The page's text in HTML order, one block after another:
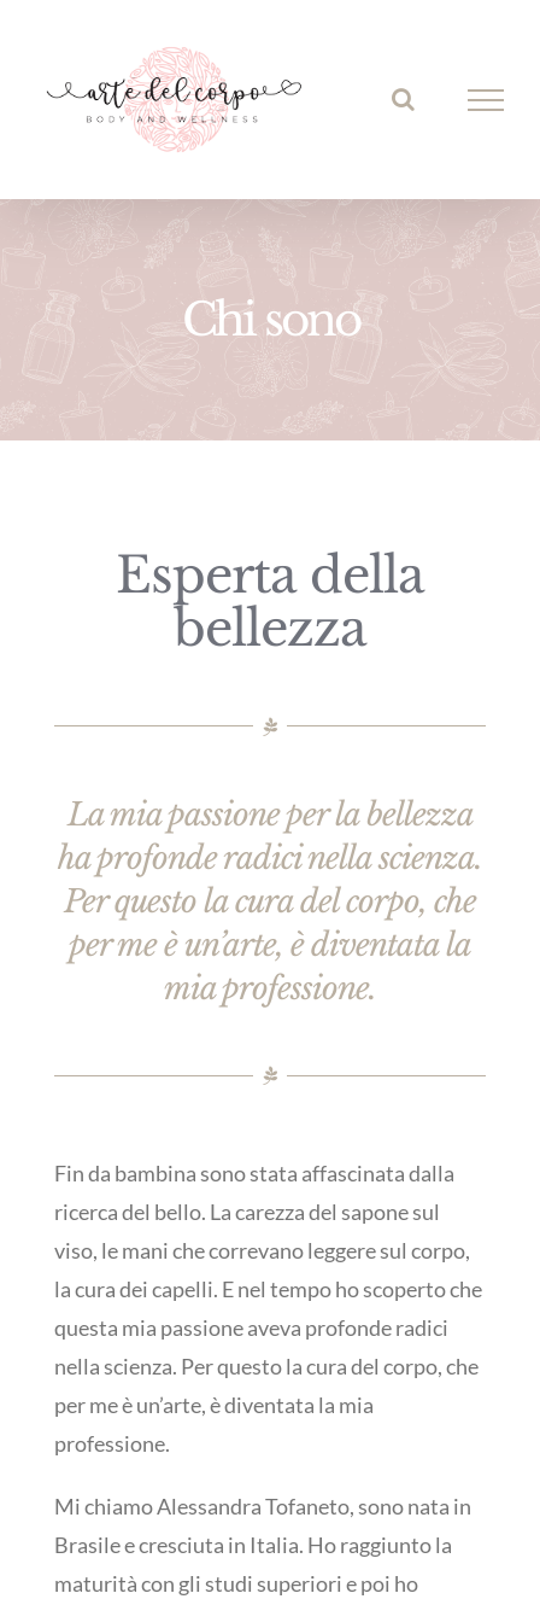
contenuto
Chi sono
Esperta della
bellezza
La mia passione per la bellezza
ha profonde radici nella scienza.
Per questo la cura del corpo, che
per me è un’arte, è diventata la
mia professione.
Fin da bambina sono stata affascinata dalla
ricerca del bello. La carezza del sapone sul
viso, le mani che correvano leggere sul corpo,
la cura dei capelli. E nel tempo ho scoperto che
questa mia passione aveva profonde radici
nella scienza. Per questo la cura del corpo, che
per me è un’arte, è diventata la mia
professione.
Mi chiamo Alessandra Tofaneto, sono nata in
Brasile e cresciuta in Italia. Ho raggiunto la
maturità con gli studi superiori e poi ho